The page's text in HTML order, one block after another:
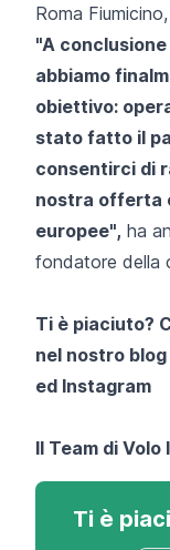
Roma
"A
abbiamo
obiettivo:
stato fatto il
consentirci di
nostra offerta
europee", ha
fondatore della
Ti è piaciuto?
nel nostro
ed Instagram
Il Team di Volo
Ti è